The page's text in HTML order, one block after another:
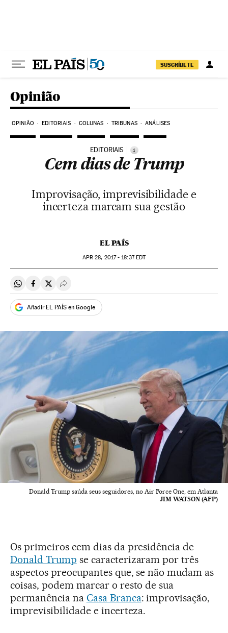
SUSCRÍBETE
Opinião
OPINIÃO EDITORIAIS COLUNAS TRIBUNAS ANÁLISES
EDITORIAIS i
Cem dias de Trump
Improvisação, imprevisibilidade e
incerteza marcam sua gestão
EL PAÍS
APR 28, 2017 - 18:37EDT
Compartir en Whatsapp
Compartir en Facebook
Compartir en Twitter
Desplegar Redes Sociales
Añadir EL PAÍS en Google
Donald Trump saúda seus seguidores, no Air Force One, em Atlanta
JIM WATSON (AFP)
Os primeiros cem dias da presidência de
Donald Trump se caracterizaram por três
aspectos preocupantes que, se não mudam as
coisas, podem marcar o resto de sua
permanência na Casa Branca: improvisação,
imprevisibilidade e incerteza.